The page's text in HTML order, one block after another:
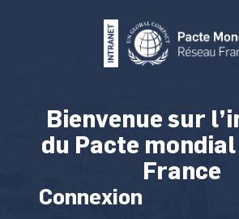
Bienvenue sur
du Pacte mondial
France
Connexion